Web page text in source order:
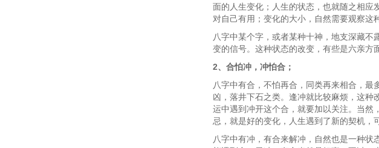
面的人生变化；人生的状态，也就随之相应
对自己有用；变化的大小，自然需要观察这
八字中某个字，或者某种十神，地支深藏
变的信号。这种状态的改变，有些是六亲方
2、合怕冲，冲怕合；
八字中有合，不怕再合，同类再来相合，
凶，落井下石之类。逢冲就比较麻烦，这种
运中遇到冲开这个合，就要加以关注。当然
忌，就是好的变化，人生遇到了新的契机，
八字中有冲，有合来解冲，自然也是一种